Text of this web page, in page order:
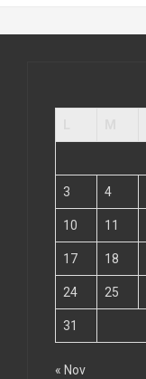
3 4
10 11
17 18
24 25
31
« Nov